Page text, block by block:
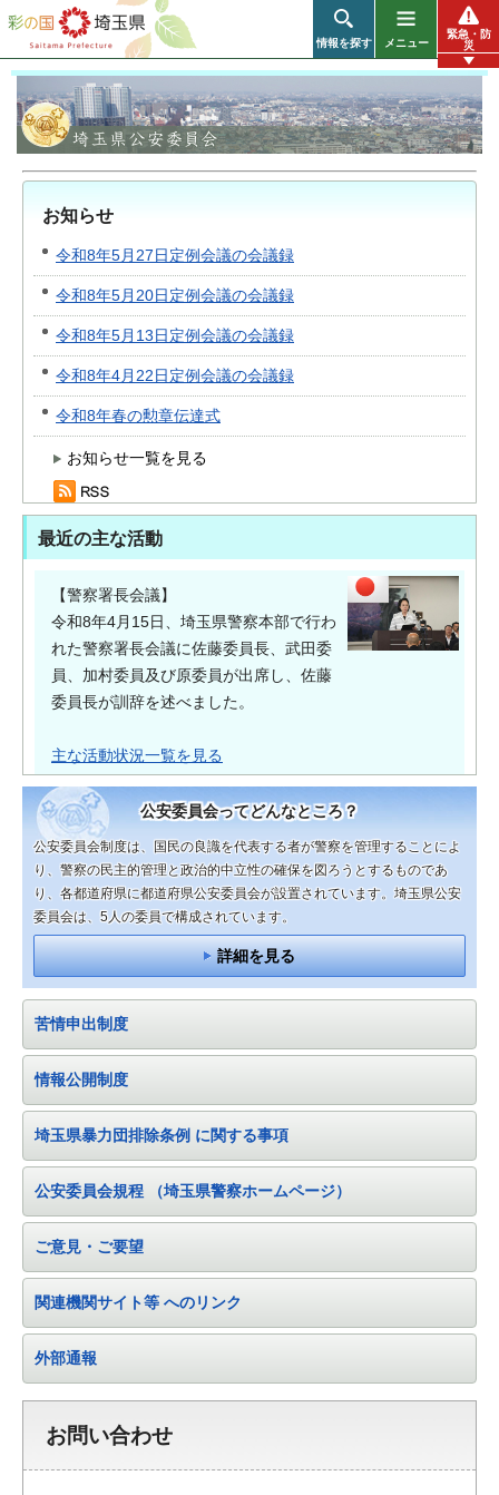
彩の国 埼玉県
情報を探す メニュー
緊急・防
災
お知らせ
令和8年5月27日定例会議の会議録
令和8年5月20日定例会議の会議録
令和8年5月13日定例会議の会議録
令和8年4月22日定例会議の会議録
令和8年春の勲章伝達式
お知らせ一覧を見る
最近の主な活動
【警察署長会議】
令和8年4月15日、埼玉県警察本部で行わ
れた警察署長会議に佐藤委員長、武田委
員、加村委員及び原委員が出席し、佐藤
委員長が訓辞を述べました。
主な活動状況一覧を見る
公安委員会ってどんなところ？
公安委員会制度は、国民の良識を代表する者が警察を管理することによ
り、警察の民主的管理と政治的中立性の確保を図ろうとするものであ
り、各都道府県に都道府県公安委員会が設置されています。埼玉県公安
委員会は、5人の委員で構成されています。
詳細を見る
苦情申出制度
情報公開制度
埼玉県暴力団排除条例 に関する事項
公安委員会規程 （埼玉県警察ホームページ）
ご意見・ご要望
関連機関サイト等 へのリンク
外部通報
お問い合わせ